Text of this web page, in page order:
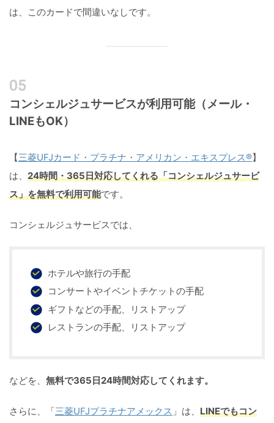
は、このカードで間違いなしです。
コンシェルジュサービスが利用可能（メール・
LINEもOK）
【三菱UFJカード・プラチナ・アメリカン・エキスプレス®】
は、 24時間・365日対応してくれる「コンシェルジュサービ
ス」を無料で利用可能です。
コンシェルジュサービスでは、
ホテルや旅行の手配
コンサートやイベントチケットの手配
ギフトなどの手配、リストアップ
レストランの手配、リストアップ
などを、 無料で365日24時間対応してくれます。
さらに、「三菱UFJプラチナアメックス 」は、 LINEでもコン